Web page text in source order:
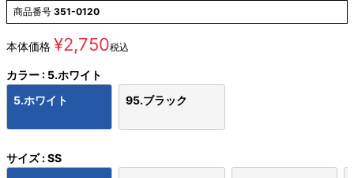
商品番号 351-0120
本体価格 ¥2,750税込
カラー
5.ホワイト
5.ホワイト
95.ブラック
サイズ SS